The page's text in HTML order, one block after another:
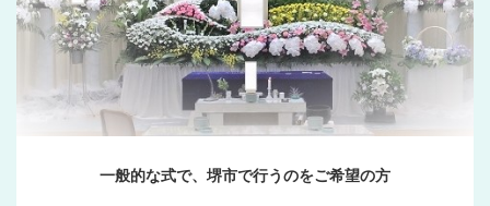
一般的な式で、堺市で行うのをご希望の方